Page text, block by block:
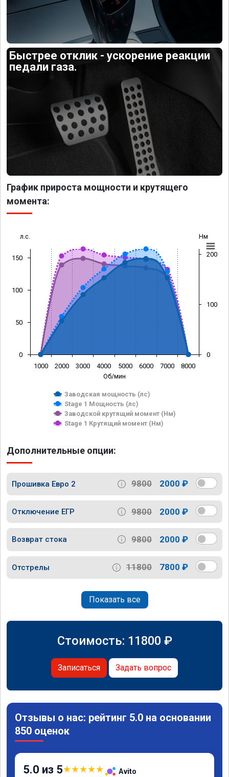
Быстрее отклик - ускорение реакции
педали газа.
График прироста мощности и крутящего
момента:
Об/мин
л.с. Нм
Заводская мощность (лс)
Stage 1 Мощность (лс)
Заводской крутящий момент (Нм)
Stage 1 Крутящий момент (Нм)
1000 2000 3000 4000 5000 6000 7000 8000
0
50
100
150
0
100
200
Дополнительные опции:
Прошивка Евро 2 9800 2000 ₽
Отключение ЕГР 9800 2000 ₽
Возврат стока 9800 2000 ₽
Отстрелы 11800 7800 ₽
Показать все
Стоимость: 11800 ₽
Записаться Задать вопрос
Отзывы о нас: рейтинг 5.0 на основании
850 оценок
5.0 из 5★★★★★ Avito